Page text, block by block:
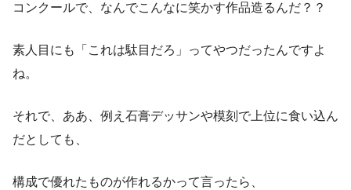
コンクールで、なんでこんなに笑かす作品造るんだ？？
素人目にも「これは駄目だろ」ってやつだったんですよ
ね。
それで、ああ、例え石膏デッサンや模刻で上位に食い込ん
だとしても、
構成で優れたものが作れるかって言ったら、